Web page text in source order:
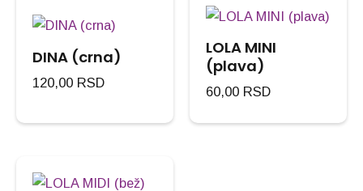
DINA (crna)
120,00 RSD
LOLA MINI
(plava)
60,00 RSD